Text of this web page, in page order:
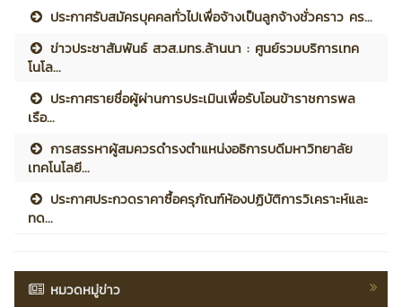
ประกาศรับสมัครบุคคลทั่วไปเพื่อจ้างเป็นลูกจ้างชั่วคราว คร...
ข่าวประชาสัมพันธ์ สวส.มทร.ล้านนา : ศูนย์รวมบริการเทค
โนโล...
ประกาศรายชื่อผู้ผ่านการประเมินเพื่อรับโอนข้าราชการพล
เรือ...
การสรรหาผู้สมควรดำรงตำแหน่งอธิการบดีมหาวิทยาลัย
เทคโนโลยี...
ประกาศประกวดราคาซื้อครุภัณฑ์ห้องปฏิบัติการวิเคราะห์และ
ทด...
หมวดหมู่ข่าว